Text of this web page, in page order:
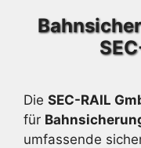
Die SEC-RAIL
für
umfassende